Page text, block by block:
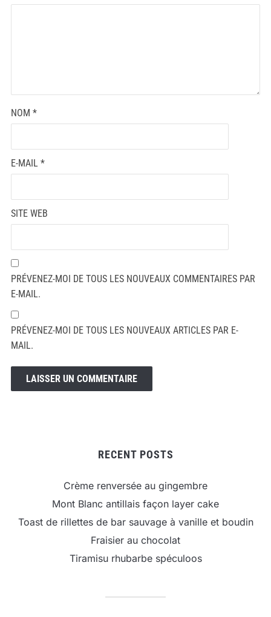
NOM *
E-MAIL *
SITE WEB
PRÉVENEZ-MOI DE TOUS LES NOUVEAUX COMMENTAIRES PAR
E-MAIL.
PRÉVENEZ-MOI DE TOUS LES NOUVEAUX ARTICLES PAR E-
MAIL.
RECENT POSTS
Crème renversée au gingembre
Mont Blanc antillais façon layer cake
Toast de rillettes de bar sauvage à vanille et boudin
Fraisier au chocolat
Tiramisu rhubarbe spéculoos